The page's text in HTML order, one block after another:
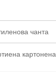
чанта
картонена